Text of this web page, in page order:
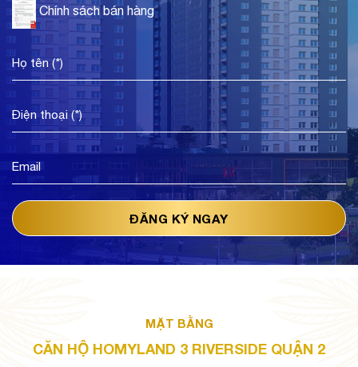
Chính sách bán hàng
MẶT BẰNG
CĂN HỘ HOMYLAND 3 RIVERSIDE QUẬN 2